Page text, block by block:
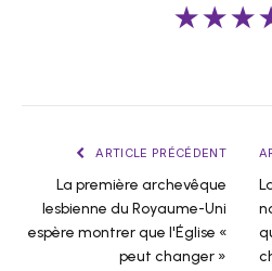
ARTICLE PRÉCÉDENT
La première archevêque
lesbienne du Royaume-Uni
espère montrer que l'Église «
peut changer »